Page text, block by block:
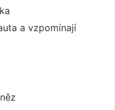
a vzpomínají